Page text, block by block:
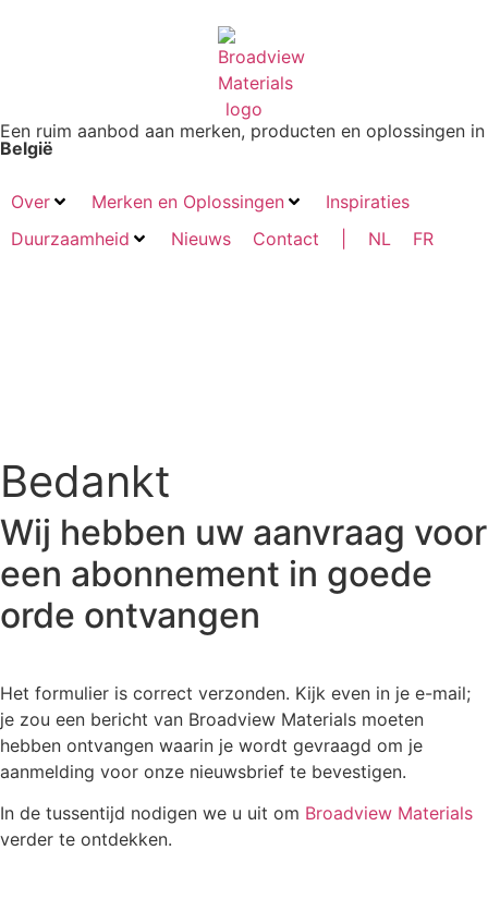
Een ruim aanbod aan merken, producten en oplossingen in
België
Over Merken en Oplossingen
Inspiraties
Duurzaamheid
Nieuws Contact NL FR
Bedankt
Wij hebben uw aanvraag voor
een abonnement in goede
orde ontvangen
Het formulier is correct verzonden. Kijk even in je e-mail;
je zou een bericht van Broadview Materials moeten
hebben ontvangen waarin je wordt gevraagd om je
aanmelding voor onze nieuwsbrief te bevestigen.
In de tussentijd nodigen we u uit om Broadview Materials
verder te ontdekken.